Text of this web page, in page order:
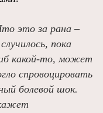
это за рана –
пока
какой-то, может
спровоцировать
болевой шок.